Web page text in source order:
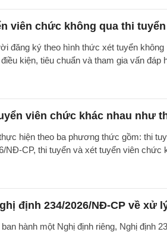
viên chức không qua thi
đăng ký theo hình thức xét tuyển
kiện, tiêu chuẩn và tham gia vấn đáp
viên chức khác nhau như
hiện theo ba phương thức gồm: thi
NĐ-CP, thi tuyển và xét tuyển viên chức
định 234/2026/NĐ-CP về xử
ban hành một Nghị định riêng, Nghị